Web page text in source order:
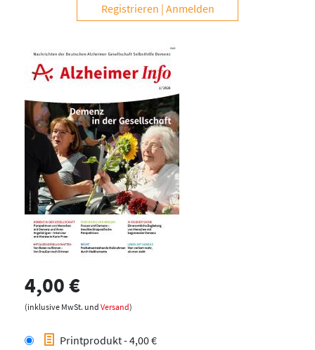
Registrieren Anmelden
4,00 €
(inklusive MwSt. und Versand)
Printprodukt - 4,00 €